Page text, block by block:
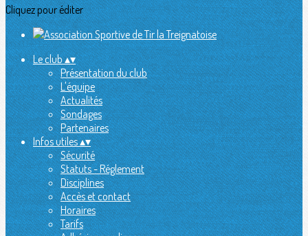
Cliquez pour éditer
Le club▴▾
Présentation du club
L'équipe
Actualités
Sondages
Partenaires
Infos utiles▴▾
Sécurité
Statuts - Réglement
Disciplines
Accès et contact
Horaires
Tarifs